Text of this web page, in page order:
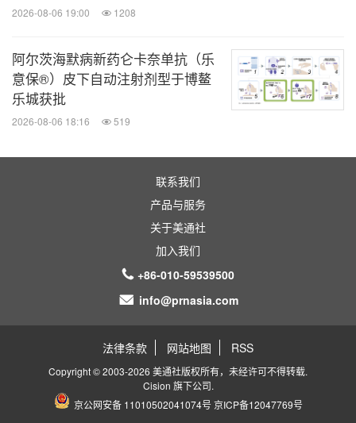
的是康宁杰瑞的管理和业务运营的当前预期和某些假
的管控。这些陈述受多种风险和不确定性的影响，包
括但不限于研发、后续临床数据和分析中固有的不确
定性；监管机构决定是否及何时批准任何此类产品候
物获得批准，无法保证产品候选物可获得商业成功；
治疗替代物是否能够在未来获得批准和商业成功；康
宁杰瑞从外部增长机会获益的能力；汇率趋势和现行
利率、成本控制政策的影响及其随后的变化；已发行
股票的平均数量和康宁杰瑞的披露。如果上述一个或
多个风险或不确定性出现，或基本假设未发生或假定
被证明错误，康宁杰瑞的实际经营结果、表现或业绩
可能较相关前瞻性陈述中明确或暗含的描述呈现（正
面或负面）变化。除适用法律的要求外，无论出于新
信息、未来事件还是其他原因，康宁杰瑞均无义务公
2026-08-06 19:00 1208
阿尔茨海默病新药仑卡奈单抗（乐
意保®）皮下自动注射剂型于博鳌
乐城获批
2026-08-06 18:16 519
联系我们
产品与服务
关于美通社
加入我们
+86-010-59539500
info@prnasia.com
法律条款 网站地图 RSS
Copyright © 2003-2026 美通社版权所有，未经许可不得转载.
Cision 旗下公司.
京公网安备 11010502041074号 京ICP备12047769号